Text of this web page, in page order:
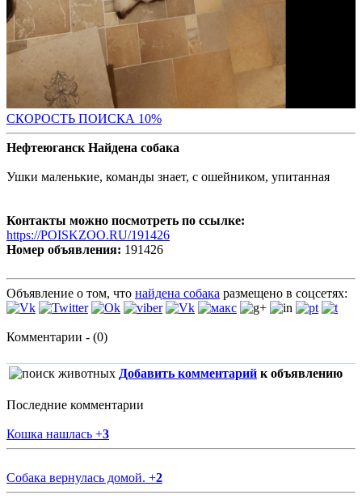
СКОРОСТЬ ПОИСКА 10%
Нефтеюганск Найдена собака
Ушки маленькие, команды знает, с ошейником, упитанная
Контакты можно посмотреть по ссылке:
https://POISKZOO.RU/191426
Номер объявления: 191426
Объявление о том, что найдена собака размещено в соцсетях:
Комментарии - (0)
Добавить комментарий к объявлению
Последние комментарии
Кошка нашлась +3
Собака вернулась домой. +2